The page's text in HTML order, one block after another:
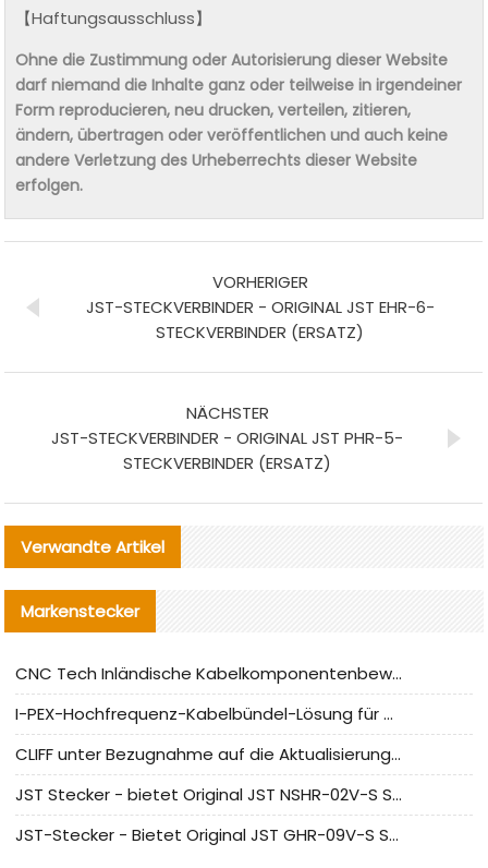
【Haftungsausschluss】
Ohne die Zustimmung oder Autorisierung dieser Website
darf niemand die Inhalte ganz oder teilweise in irgendeiner
Form reproducieren, neu drucken, verteilen, zitieren,
ändern, übertragen oder veröffentlichen und auch keine
andere Verletzung des Urheberrechts dieser Website
erfolgen.
VORHERIGER
JST-STECKVERBINDER - ORIGINAL JST EHR-6-
STECKVERBINDER (ERSATZ)
NÄCHSTER
JST-STECKVERBINDER - ORIGINAL JST PHR-5-
STECKVERBINDER (ERSATZ)
Verwandte Artikel
Markenstecker
CNC Tech Inländische Kabelkomponentenbewertung und Massenproduktionsanpassungsanleitung
I-PEX-Hochfrequenz-Kabelbündel-Lösung für die heimische Produktion analysiert
CLIFF unter Bezugnahme auf die Aktualisierung der chinesischen Stecker-Testnormen
JST Stecker - bietet Original JST NSHR-02V-S Stecker und Ersatzteile an
JST-Stecker - Bietet Original JST GHR-09V-S Stecker und Ersatzteile an